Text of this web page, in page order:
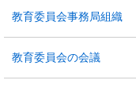
教育委員会事務局組織
教育委員会の会議